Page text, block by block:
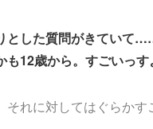
とした質問がきていて
も12歳から。すごいっす
それに対してはぐらかす